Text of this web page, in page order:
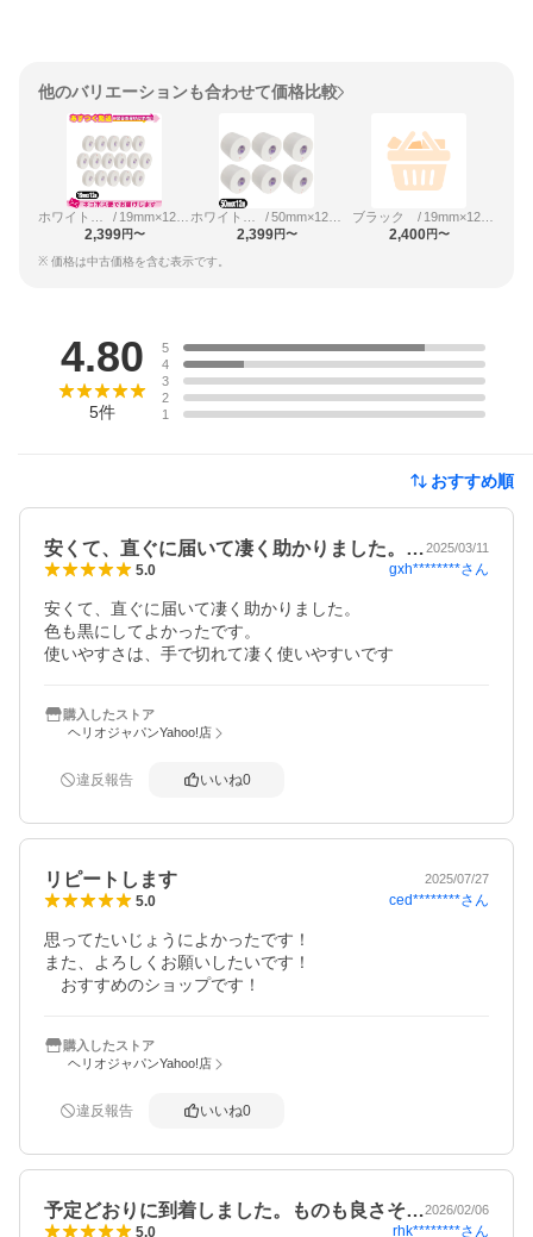
他のバリエーションも合わせて価格比較
/ 19mm×12m（16巻入）
2,399円〜
/ 50mm×12m（6巻入）
2,399円〜
ブラック / 19mm×12m（16巻入）
2,400円〜
※ 価格は中古価格を含む表示です。
4.80
5件
5
4
3
2
1
おすすめ順
安くて、直ぐに届いて凄く助かりました。…2025/03/11
5.0 gxh********さん
安くて、直ぐに届いて凄く助かりました。
色も黒にしてよかったです。
使いやすさは、手で切れて凄く使いやすいです
購入したストア
ヘリオジャパンYahoo!店
違反報告 いいね0
リピートします 2025/07/27
5.0 ced********さん
思ってたいじょうによかったです！
また、よろしくお願いしたいです！
おすすめのショップです！
購入したストア
ヘリオジャパンYahoo!店
違反報告 いいね0
予定どおりに到着しました。ものも良さそ…2026/02/06
5.0 rhk********さん